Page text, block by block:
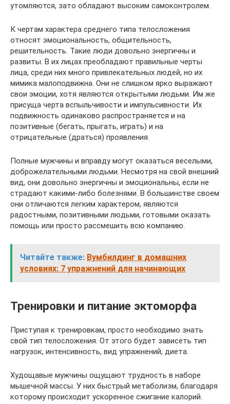
утомляются, зато обладают высоким самоконтролем.
К чертам характера среднего типа телосложения
относят эмоциональность, общительность,
решительность. Такие люди довольно энергичны и
развиты. В их лицах преобладают правильные черты
лица, среди них много привлекательных людей, но их
мимика малоподвижна. Они не слишком ярко выражают
свои эмоции, хотя являются открытыми людьми. Им же
присуща черта вспыльчивости и импульсивности. Их
подвижность одинаково распространяется и на
позитивные (бегать, прыгать, играть) и на
отрицательные (драться) проявления.
Полные мужчины и вправду могут оказаться веселыми,
доброжелательными людьми. Несмотря на свой внешний
вид, они довольно энергичны и эмоциональны, если не
страдают какими-либо болезнями. В большинстве своем
они отличаются легким характером, являются
радостными, позитивными людьми, готовыми оказать
помощь или просто рассмешить всю компанию.
Читайте также: Вумбилдинг в домашних
условиях: 7 упражнений для начинающих
Тренировки и питание эктоморфа
Приступая к тренировкам, просто необходимо знать
свой тип телосложения. От этого будет зависеть тип
нагрузок, интенсивность, вид упражнений, диета.
Худощавые мужчины ощущают трудность в наборе
мышечной массы. У них быстрый метаболизм, благодаря
которому происходит ускоренное сжигание калорий.